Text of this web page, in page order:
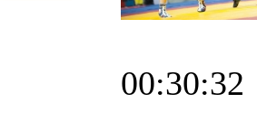
00:30:32